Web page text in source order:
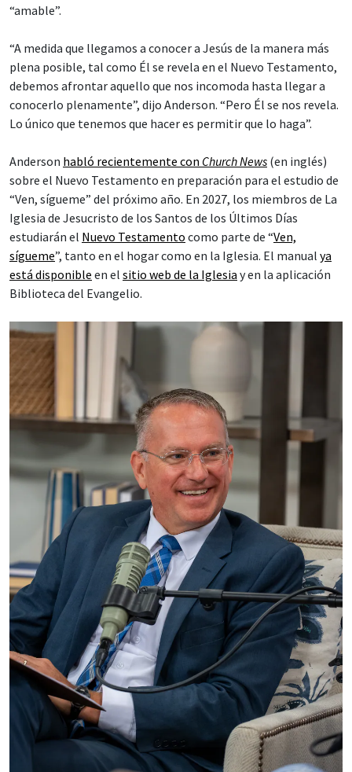
“amable”.
“A medida que llegamos a conocer a Jesús de la manera más
plena posible, tal como Él se revela en el Nuevo Testamento,
debemos afrontar aquello que nos incomoda hasta llegar a
conocerlo plenamente”, dijo Anderson. “Pero Él se nos revela.
Lo único que tenemos que hacer es permitir que lo haga”.
Anderson habló recientemente con Church News (en inglés)
sobre el Nuevo Testamento en preparación para el estudio de
“Ven, sígueme” del próximo año. En 2027, los miembros de La
Iglesia de Jesucristo de los Santos de los Últimos Días
estudiarán el Nuevo Testamento como parte de “Ven,
sígueme”, tanto en el hogar como en la Iglesia. El manual ya
está disponible en el sitio web de la Iglesia y en la aplicación
Biblioteca del Evangelio.